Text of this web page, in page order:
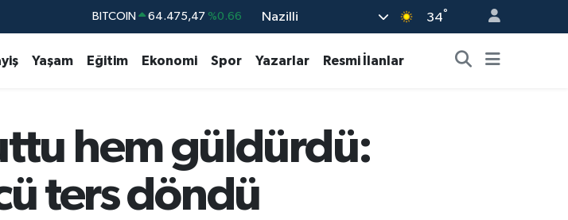
DOLAR 47,5986 %0.06
13.703 %0
BITCOIN 64.475,47 %0.66
Nazilli 34°
Yaşam Eğitim Ekonomi Spor Yazarlar Resmi İlanlar
hem güldürdü:
ters döndü